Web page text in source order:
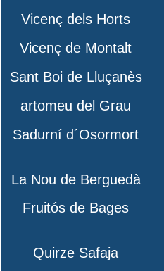
Vicenç dels Horts
Vicenç de Montalt
Sant Boi de Lluçanès
artomeu del Grau
Sadurní d´Osormort
La Nou de Berguedà
Fruitós de Bages
Quirze Safaja